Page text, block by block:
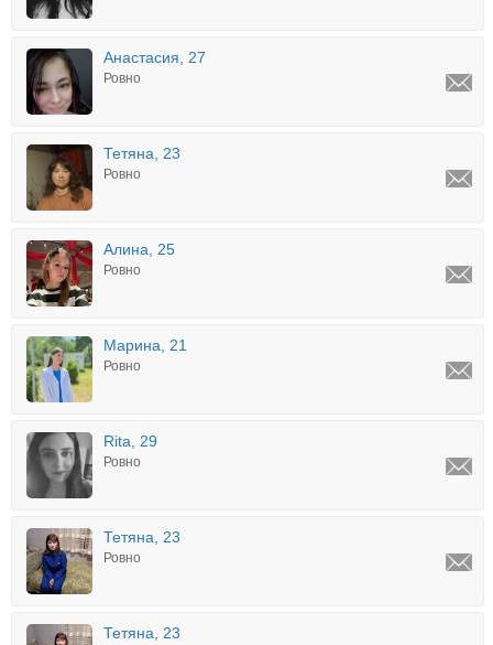
Анастасия, 27
Ровно
Тетяна, 23
Ровно
Алина, 25
Ровно
Марина, 21
Ровно
Rita, 29
Ровно
Тетяна, 23
Ровно
Тетяна, 23